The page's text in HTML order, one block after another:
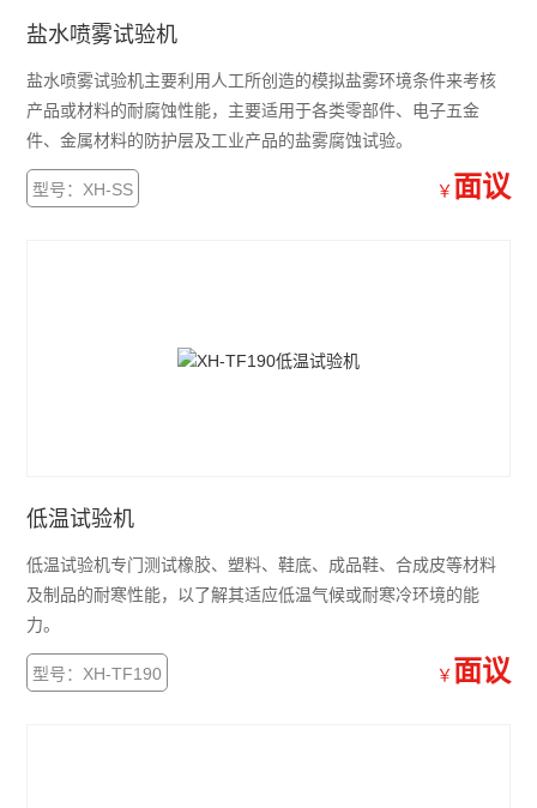
盐水喷雾试验机
盐水喷雾试验机主要利用人工所创造的模拟盐雾环境条件来考核
产品或材料的耐腐蚀性能，主要适用于各类零部件、电子五金
件、金属材料的防护层及工业产品的盐雾腐蚀试验。
型号：XH-SS ￥ 面议
低温试验机
低温试验机专门测试橡胶、塑料、鞋底、成品鞋、合成皮等材料
及制品的耐寒性能，以了解其适应低温气候或耐寒冷环境的能
力。
型号：XH-TF190 ￥ 面议